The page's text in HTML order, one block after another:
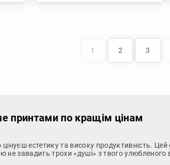
1 2 3
принтами по кращім цінам
цінуєш естетику та високу продуктивність.
завадить трохи «душі» з твого улюбленого